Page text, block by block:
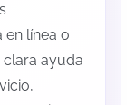
línea o
clara ayuda